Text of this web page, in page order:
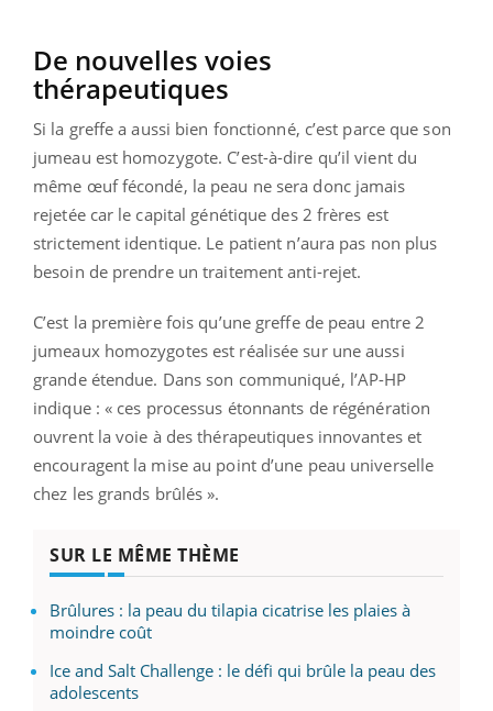
De nouvelles voies
thérapeutiques
Si la greffe a aussi bien fonctionné, c’est parce que son
jumeau est homozygote. C’est-à-dire qu’il vient du
même œuf fécondé, la peau ne sera donc jamais
rejetée car le capital génétique des 2 frères est
strictement identique. Le patient n’aura pas non plus
besoin de prendre un traitement anti-rejet.
C’est la première fois qu’une greffe de peau entre 2
jumeaux homozygotes est réalisée sur une aussi
grande étendue. Dans son communiqué, l’AP-HP
indique : « ces processus étonnants de régénération
ouvrent la voie à des thérapeutiques innovantes et
encouragent la mise au point d’une peau universelle
chez les grands brûlés ».
SUR LE MÊME THÈME
Brûlures : la peau du tilapia cicatrise les plaies à
moindre coût
Ice and Salt Challenge : le défi qui brûle la peau des
adolescents